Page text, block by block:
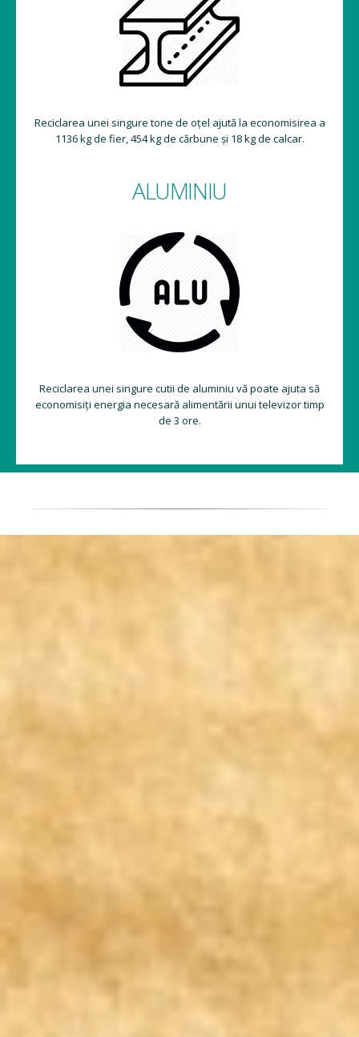
Reciclarea unei singure tone de oțel ajută la economisirea a
1136 kg de fier, 454 kg de cărbune și 18 kg de calcar.
ALUMINIU
Reciclarea unei singure cutii de aluminiu vă poate ajuta să
economisiți energia necesară alimentării unui televizor timp
de 3 ore.